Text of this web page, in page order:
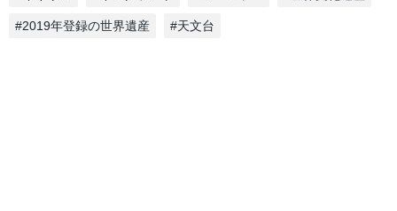
#2019年登録の世界遺産 #天文台